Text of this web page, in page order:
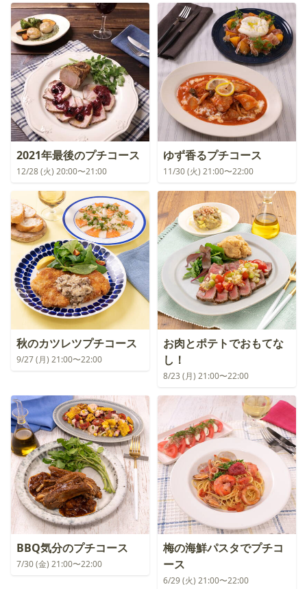
2021年最後のプチコース
12/28 (火) 20:00〜21:00
ゆず香るプチコース
11/30 (火) 21:00〜22:00
秋のカツレツプチコース
9/27 (月) 21:00〜22:00
お肉とポテトでおもてな
し！
8/23 (月) 21:00〜22:00
BBQ気分のプチコース
7/30 (金) 21:00〜22:00
梅の海鮮パスタでプチコ
ース
6/29 (火) 21:00〜22:00